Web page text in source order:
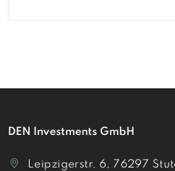
DEN Investments GmbH
Leipzigerstr. 6, 76297